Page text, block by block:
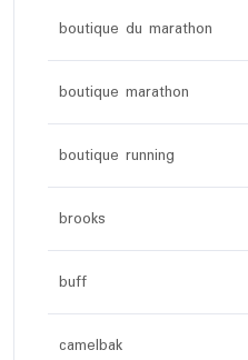
boutique du marathon
boutique marathon
boutique running
brooks
buff
camelbak